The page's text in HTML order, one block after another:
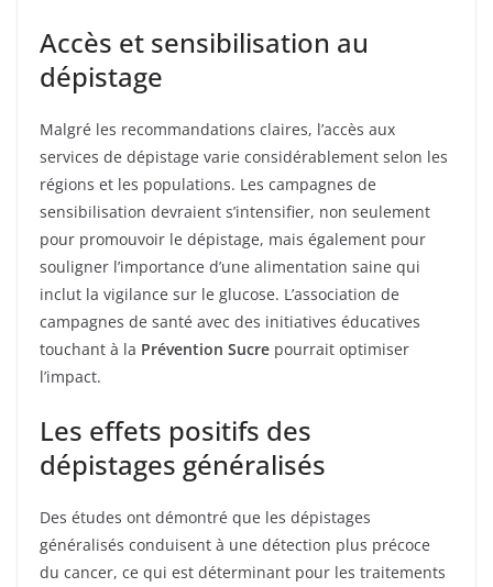
Accès et sensibilisation au
dépistage
Malgré les recommandations claires, l’accès aux
services de dépistage varie considérablement selon les
régions et les populations. Les campagnes de
sensibilisation devraient s’intensifier, non seulement
pour promouvoir le dépistage, mais également pour
souligner l’importance d’une alimentation saine qui
inclut la vigilance sur le glucose. L’association de
campagnes de santé avec des initiatives éducatives
touchant à la Prévention Sucre pourrait optimiser
l’impact.
Les effets positifs des
dépistages généralisés
Des études ont démontré que les dépistages
généralisés conduisent à une détection plus précoce
du cancer, ce qui est déterminant pour les traitements